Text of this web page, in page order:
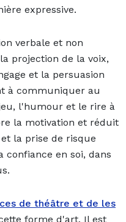
expressive.
verbale et non
projection de la voix,
et la persuasion
à communiquer au
l'humour et le rire à
la motivation et réduit
la prise de risque
confiance en soi, dans
de théâtre et de les
forme d'art. Il est